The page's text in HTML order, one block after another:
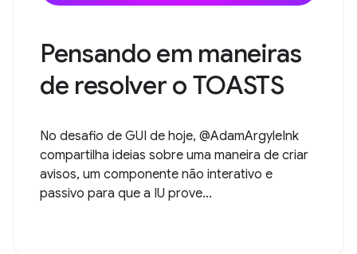
Pensando em maneiras
de resolver o TOASTS
No desafio de GUI de hoje, @AdamArgyleInk
compartilha ideias sobre uma maneira de criar
avisos, um componente não interativo e
passivo para que a IU prove...